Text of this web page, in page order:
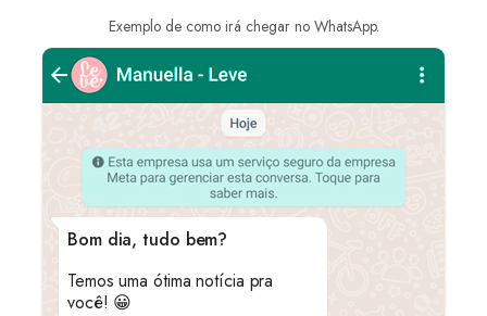
Exemplo de como irá chegar no WhatsApp.
Bom dia, tudo bem?
Temos uma ótima notícia pra
você! 😀